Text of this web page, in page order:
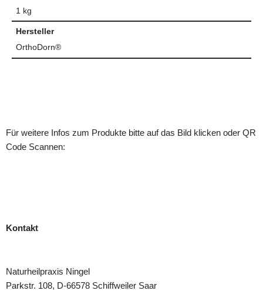
1 kg
Hersteller
OrthoDorn®
Für weitere Infos zum Produkte bitte auf das Bild klicken oder QR
Code Scannen:
Kontakt
Naturheilpraxis Ningel
Parkstr. 108, D-66578 Schiffweiler Saar